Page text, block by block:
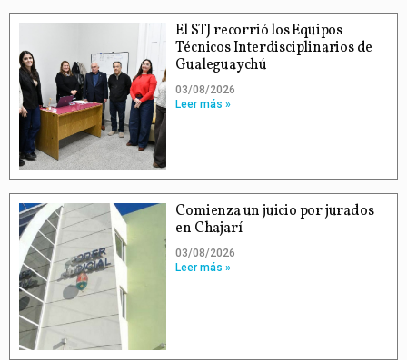
El STJ recorrió los Equipos
Técnicos Interdisciplinarios de
Gualeguaychú
03/08/2026
Leer más »
Comienza un juicio por jurados
en Chajarí
03/08/2026
Leer más »